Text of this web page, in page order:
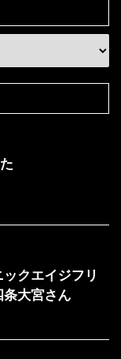
クエイジフリ
条大宮さん